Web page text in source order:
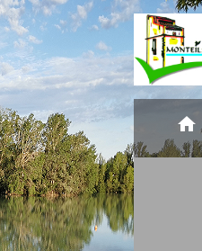
home